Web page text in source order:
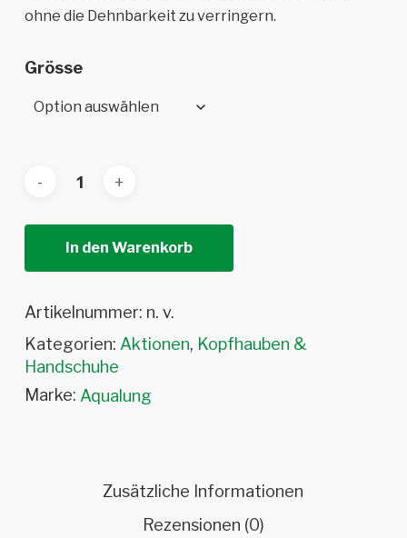
ohne die Dehnbarkeit zu verringern.
Grösse
In den Warenkorb
Artikelnummer: n. v.
Kategorien: Aktionen, Kopfhauben &
Handschuhe
Marke: Aqualung
Zusätzliche Informationen
Rezensionen (0)